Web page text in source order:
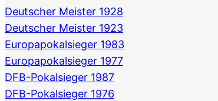
Deutscher Meister 1928
Deutscher Meister 1923
Europapokalsieger 1983
Europapokalsieger 1977
DFB-Pokalsieger 1987
DFB-Pokalsieger 1976